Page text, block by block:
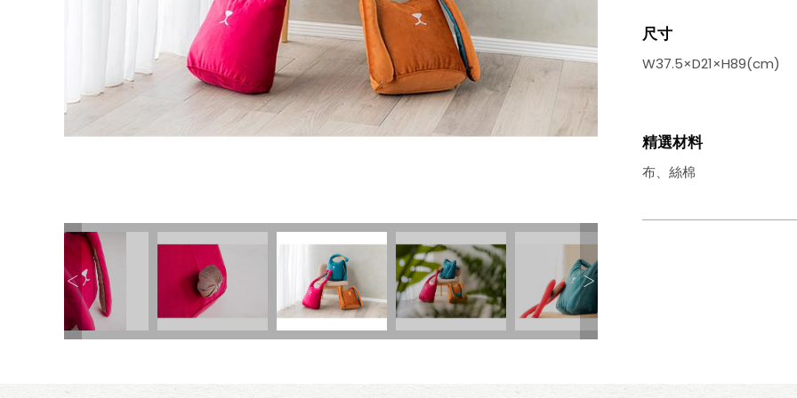
尺寸
W37.5×D21×H89(cm)
精選材料
布、絲棉